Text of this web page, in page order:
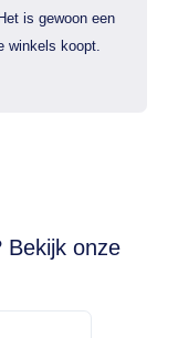
is gewoon een
winkels koopt.
Bekijk onze